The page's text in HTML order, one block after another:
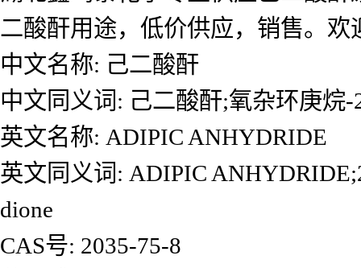
二酸酐用途，低价供应，销售。
中文名称: 己二酸酐
中文同义词: 己二酸酐;氧杂环庚烷
英文名称: ADIPIC ANHYDRIDE
英文同义词: ADIPIC
dione
CAS号: 2035-75-8